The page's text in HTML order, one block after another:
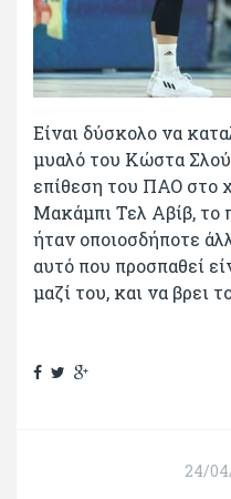
Είναι δύσκολο να
μυαλό του Κώστα
επίθεση του ΠΑΟ στο
Μακάμπι Τελ Αβίβ,
ήταν οποιοσδήποτε
αυτό που προσπαθεί
μαζί του, και να βρει
24/